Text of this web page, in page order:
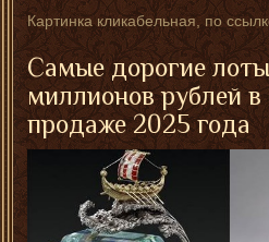
Картинка кликабельная, по
Самые дорогие
миллионов рублей в
продаже 2025 года